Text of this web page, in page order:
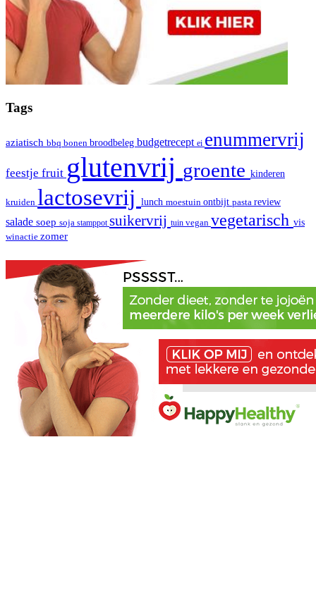
Tags
aziatisch bbq bonen broodbeleg budgetrecept ei enummervrij
feestje fruit glutenvrij groente kinderen
kruiden lactosevrij lunch moestuin ontbijt pasta review
salade soep soja stamppotsuikervrij tuin vegan vegetarisch vis
winactie zomer